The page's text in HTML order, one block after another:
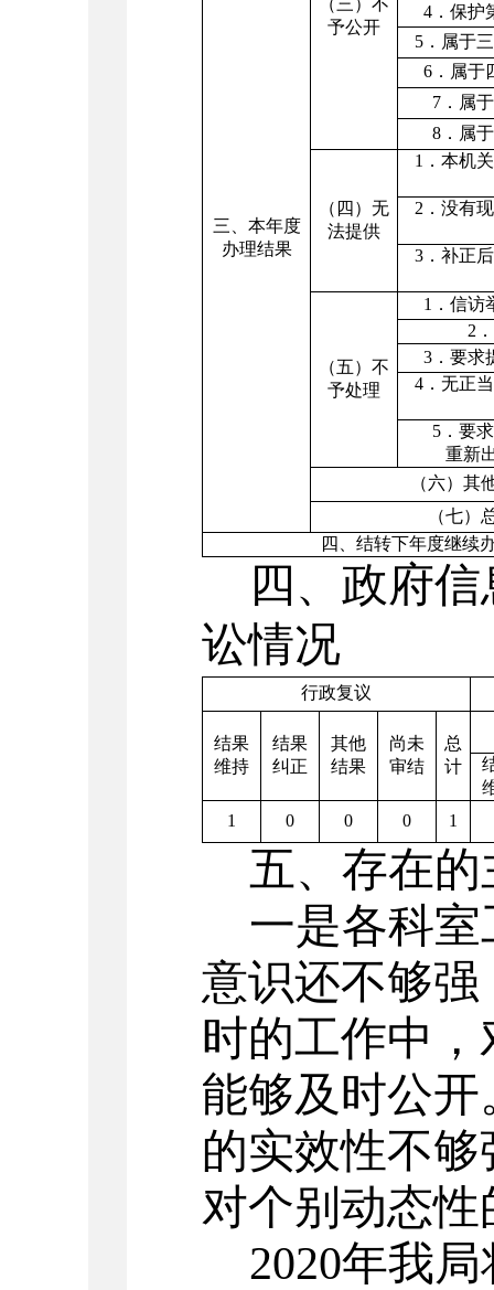
三、本年度
办理结果
（三）不
予公开
4．保护
5．属于
6．属于
7．属
8．属
（四）无
法提供
1 ．本机
2 ．没有
3．补正
（五）不
予处理
1 ．信
2
3．要求
4．无正
5．要
重新
（六）其
（七）
四、结转下年度继续
四、政府
讼情况
行政复议
结果
维持
结果
纠正
其他
结果
尚未
审结
总
计
1
0 0 0 1
五、存在
一是各科
意识还不够
时的工作中
能够及时公
的实效性不
对个别动态
2020年我局